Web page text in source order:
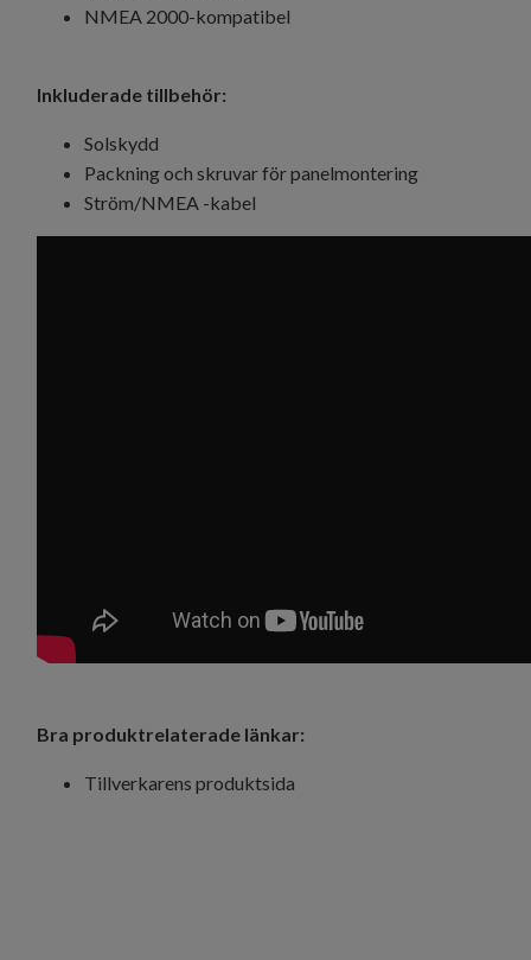
NMEA 2000-kompatibel
Inkluderade tillbehör:
Solskydd
Packning och skruvar för panelmontering
Ström/NMEA -kabel
Bra produktrelaterade länkar:
Tillverkarens produktsida